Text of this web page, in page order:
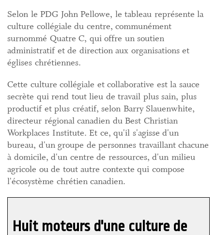
Selon le PDG John Pellowe, le tableau représente la
culture collégiale du centre, communément
surnommé Quatre C, qui offre un soutien
administratif et de direction aux organisations et
églises chrétiennes.
Cette culture collégiale et collaborative est la sauce
secrète qui rend tout lieu de travail plus sain, plus
productif et plus créatif, selon Barry Slauenwhite,
directeur régional canadien du Best Christian
Workplaces Institute. Et ce, qu'il s'agisse d'un
bureau, d'un groupe de personnes travaillant chacune
à domicile, d'un centre de ressources, d'un milieu
agricole ou de tout autre contexte qui compose
l'écosystème chrétien canadien.
Huit moteurs d'une culture de